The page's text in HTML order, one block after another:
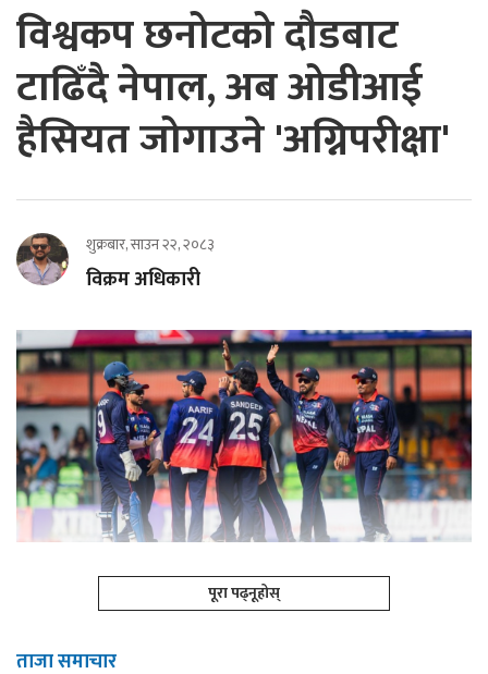
विश्वकप छनोटको दौडबाट
टाढिँदै नेपाल, अब ओडीआई
हैसियत जोगाउने 'अग्निपरीक्षा'
शुक्रबार, साउन २२, २०८३
विक्रम अधिकारी
पूरा पढ्नूहोस्
ताजा समाचार